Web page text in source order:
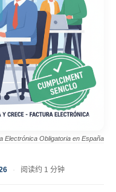
Electrónica Obligatoria en España
· 阅读约 1 分钟